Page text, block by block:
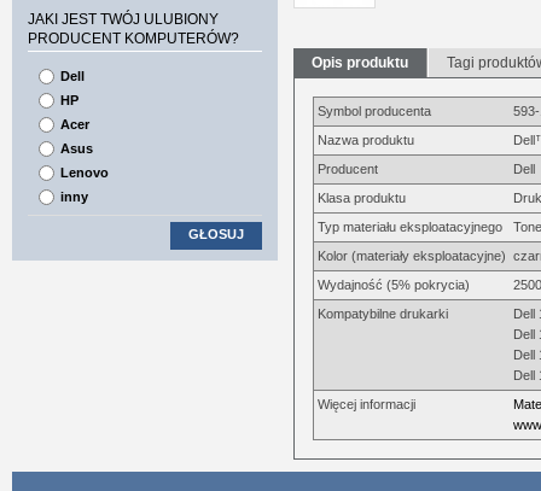
Opis produktu Tagi
Symbol producenta
Nazwa produktu
Producent
Dell
Klasa produktu
Typ materiału eksploatacyjnego
Kolor (materiały eksploatacyjne)
Wydajność (5% pokrycia)
Kompatybilne drukarki
Dell
Dell
Dell
Dell
Więcej informacji
JAKI JEST TWÓJ ULUBIONY
PRODUCENT KOMPUTERÓW?
Dell
HP
Acer
Asus
Lenovo
inny
GŁOSUJ